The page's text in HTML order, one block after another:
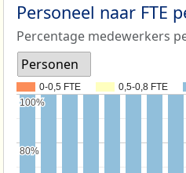
Personeel naar FTE
Percentage medewerkers
Personen
0-0,5 FTE 0,5-0,8 FTE
80%
80%
100%
100%